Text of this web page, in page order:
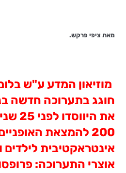
מאת ציפי פרקש.
מוזיאון המדע ע"ש
חוגג בתערוכה חדשה
את
200 להמצאת
אינטראקטיבית לילדים
אוצרי התערוכה: